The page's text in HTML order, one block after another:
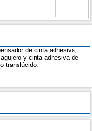
de cinta adhesiva,
y cinta adhesiva de
translúcido.